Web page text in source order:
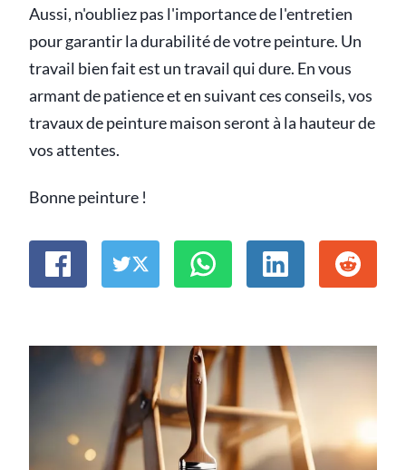
Aussi, n'oubliez pas l'importance de l'entretien
pour garantir la durabilité de votre peinture. Un
travail bien fait est un travail qui dure. En vous
armant de patience et en suivant ces conseils, vos
travaux de peinture maison seront à la hauteur de
vos attentes.
Bonne peinture !